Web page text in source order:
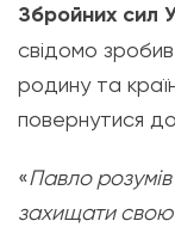
Збройних сил
свідомо
родину та
повернутися
«Павло
захищати свою